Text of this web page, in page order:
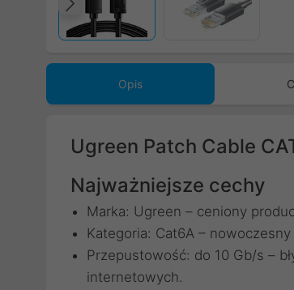
Poprzedni
Opis
Ugreen Patch Cable
Najważniejsze cechy
Marka: Ugreen – ceniony
Kategoria: Cat6A –
Przepustowość: do 10 Gb/s –
internetowych.